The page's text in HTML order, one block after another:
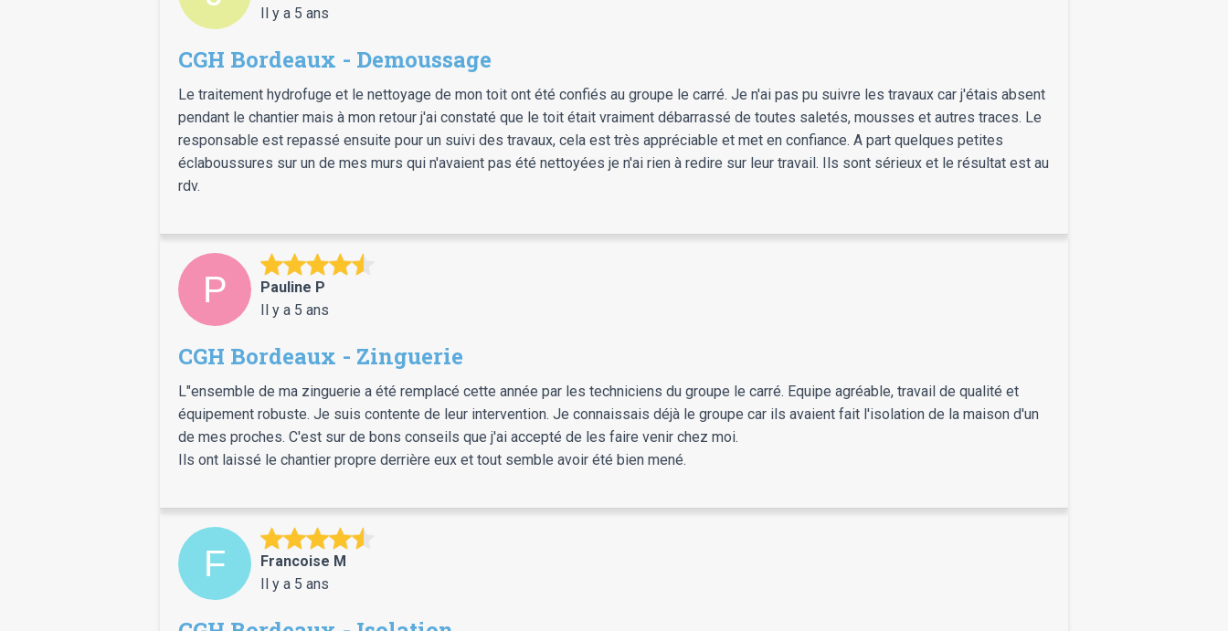
Il y a 5 ans
CGH Bordeaux - Demoussage
Le traitement hydrofuge et le nettoyage de mon toit ont été confiés au groupe le carré. Je n'ai pas pu suivre les travaux car j'étais absent
pendant le chantier mais à mon retour j'ai constaté que le toit était vraiment débarrassé de toutes saletés, mousses et autres traces. Le
responsable est repassé ensuite pour un suivi des travaux, cela est très appréciable et met en confiance. A part quelques petites
éclaboussures sur un de mes murs qui n'avaient pas été nettoyées je n'ai rien à redire sur leur travail. Ils sont sérieux et le résultat est au
rdv.
Pauline P
Il y a 5 ans
CGH Bordeaux - Zinguerie
L"ensemble de ma zinguerie a été remplacé cette année par les techniciens du groupe le carré. Equipe agréable, travail de qualité et
équipement robuste. Je suis contente de leur intervention. Je connaissais déjà le groupe car ils avaient fait l'isolation de la maison d'un
de mes proches. C'est sur de bons conseils que j'ai accepté de les faire venir chez moi.
Ils ont laissé le chantier propre derrière eux et tout semble avoir été bien mené.
Francoise M
Il y a 5 ans